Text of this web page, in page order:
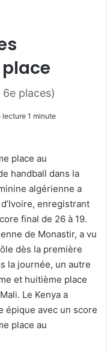
places)
lecture 1 minute
place au
handball dans la
algérienne a
enregistrant
final de 26 à 19.
de Monastir, a vu
dès la première
la journée, un autre
et huitième place
Le Kenya a
épique avec un score
place au